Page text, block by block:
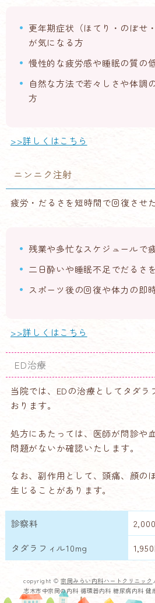
更年期症状（ほてり・のぼせ
が気になる方
慢性的な疲労感や睡眠の質の
自然な方法で若々しさや体調
方
>>詳しくはこちら
ニンニク注射
疲労・だるさを短時間で回復させ
残業や多忙なスケジュールで
二日酔いや睡眠不足でだるさ
スポーツ後の回復や体力の即
>>詳しくはこちら
ED治療
当院では、EDの治療としてタダラ
おります。
処方にあたっては、医師が問診や
問題がないか確認いたします。
なお、副作用として、頭痛、顔の
生じることがあります。
診察料
タダラフィル10mg
copyright ©宗岡みらい内科ハートクリニック
志木市中宗岡の内科 循環器内科 糖尿病内科 健